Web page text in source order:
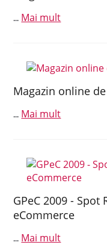
... Mai mult
Magazin online
... Mai mult
GPeC 2009 -
eCommerce
... Mai mult